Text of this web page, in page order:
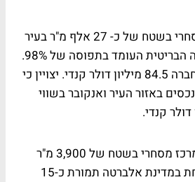
החברה רכשה מרכז מסחרי בשטח של כ- 27 אלף מ"ר בעיר
סוריי במדינת קולומביה הבריטית העומד בתפוסה של 98%.
עבור המרכז שילמה החברה 84.5 מיליון דולר קנדי. יצויין כי
החברה מחזיקה ב- 22 נכסים באזור העיר ואנקובר בשווי
בנוסף, החברה רכשה מרכז מסחרי בשטח של 3,900 מ"ר
בעיר קלגארי המתפתחת במדינת אלברטה תמורת כ-15